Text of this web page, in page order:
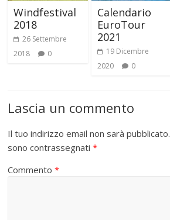
Windfestival
2018
26 Settembre
2018
0
Calendario
EuroTour
2021
19 Dicembre
2020
0
Lascia un commento
Il tuo indirizzo email non sarà pubblicato.
sono contrassegnati*
Commento*